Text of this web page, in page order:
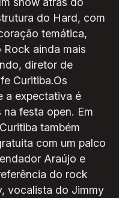
do Hard, com
temática,
ainda mais
diretor de
Curitiba.Os
a expectativa é
festa open. Em
também
com um palco
Araújo e
do rock
vocalista do Jimmy